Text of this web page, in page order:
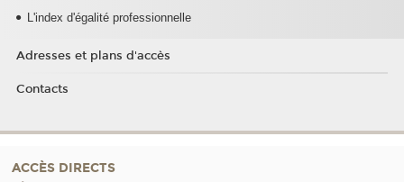
L'index d'égalité professionnelle
Adresses et plans d'accès
Contacts
ACCÈS DIRECTS